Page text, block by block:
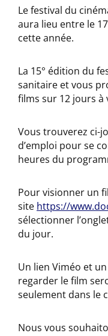
Le festival du
aura lieu entre le
cette année.
La 15° édition du
sanitaire et vous
films sur 12 jours à
Vous trouverez ci-
d’emploi pour se
heures du
Pour visionner un
site https://
sélectionner
du jour.
Un lien Viméo et
regarder le film
seulement dans le
Nous vous